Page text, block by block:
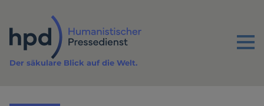
Inhalt
Menu
Der säkulare Blick auf die Welt.